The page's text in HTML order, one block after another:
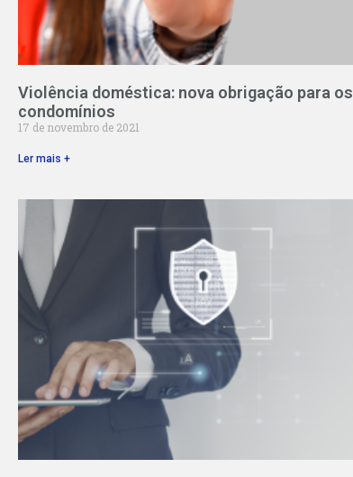
Violência doméstica: nova obrigação para os
condomínios
17 de novembro de 2021
Ler mais +